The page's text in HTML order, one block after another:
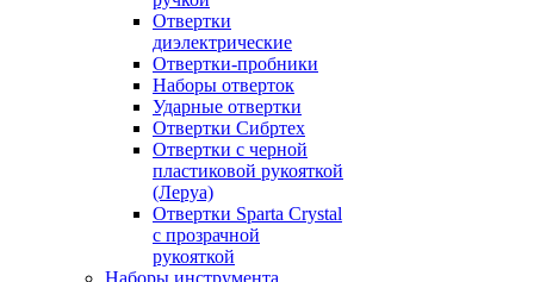
Отвертки
диэлектрические
Отвертки-пробники
Наборы отверток
Ударные отвертки
Отвертки Сибртех
Отвертки с черной
пластиковой рукояткой
(Леруа)
Отвертки Sparta Сrystal
c прозрачной
рукояткой
Наборы инструмента